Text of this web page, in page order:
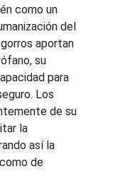
como un
del
aportan
su
para
Los
de su
la
así la
de